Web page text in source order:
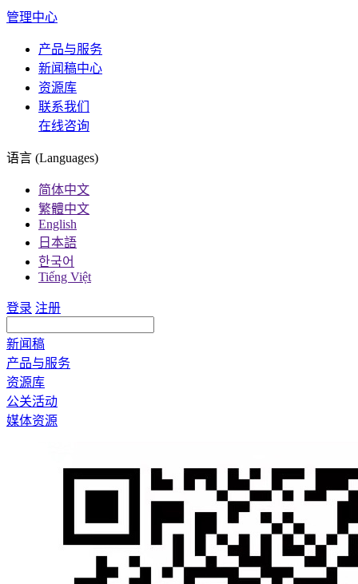
管理中心
产品与服务
新闻稿中心
资源库
联系我们
在线咨询
语言 (Languages)
简体中文
繁體中文
English
日本語
한국어
Tiếng Việt
登录 注册
新闻稿
产品与服务
资源库
公关活动
媒体资源